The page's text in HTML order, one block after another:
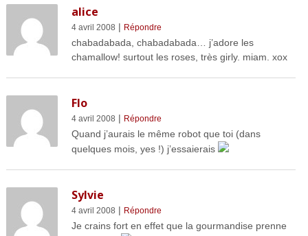
alice
4 avril 2008 | Répondre
chabadabada, chabadabada… j’adore les
chamallow! surtout les roses, très girly. miam. xox
Flo
4 avril 2008 | Répondre
Quand j’aurais le même robot que toi (dans
quelques mois, yes !) j’essaierais
Sylvie
4 avril 2008 | Répondre
Je crains fort en effet que la gourmandise prenne